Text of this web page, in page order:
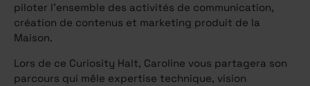
piloter l’ensemble des activités de communication,
création de contenus et marketing produit de la
Maison.
Lors de ce Curiosity Halt, Caroline vous partagera son
parcours qui mêle expertise technique, vision